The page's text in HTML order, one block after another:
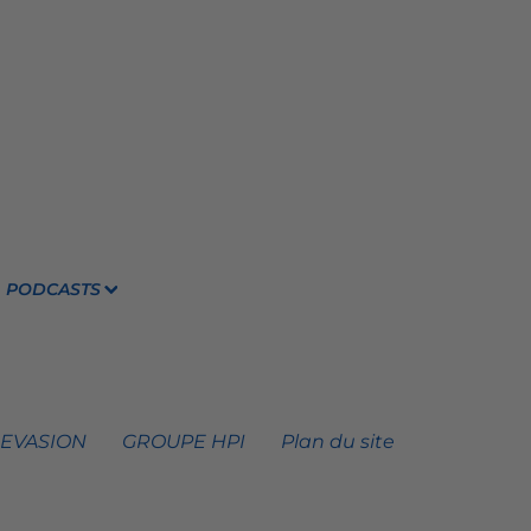
PODCASTS
GROUPE HPI Plan du site